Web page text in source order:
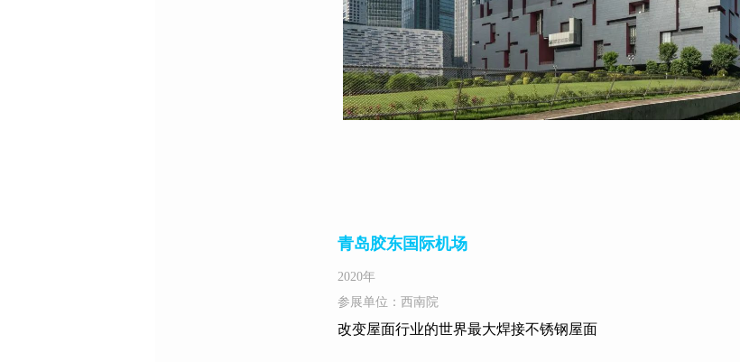
青岛胶东国际机场
2020年
参展单位：西南院
改变屋面行业的世界最大焊接不锈钢屋面